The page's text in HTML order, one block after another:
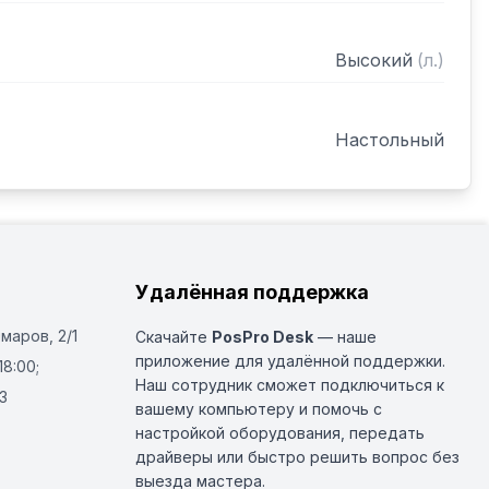
Высокий (л.)
Настольный
2/1
Удалённая поддержка
Скачайте PosPro Desk — наше
приложение для удалённой поддержки.
Наш сотрудник сможет подключиться к
вашему компьютеру и помочь с
настройкой оборудования, передать
драйверы или быстро решить вопрос без
выезда мастера.